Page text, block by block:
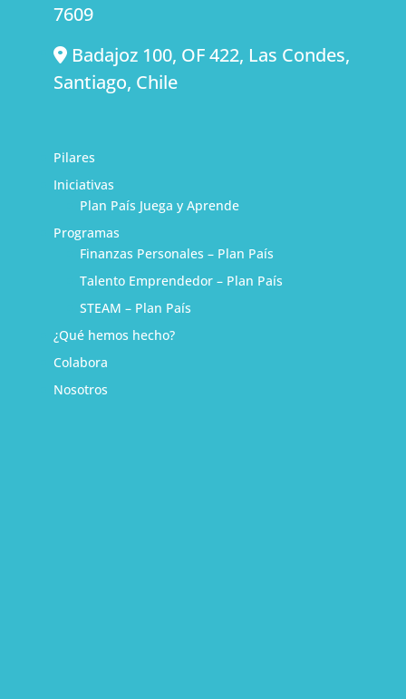
7609
Badajoz 100, OF 422, Las Condes,
Santiago, Chile
Pilares
Iniciativas
Plan País Juega y Aprende
Programas
Finanzas Personales – Plan País
Talento Emprendedor – Plan País
STEAM – Plan País
¿Qué hemos hecho?
Colabora
Nosotros